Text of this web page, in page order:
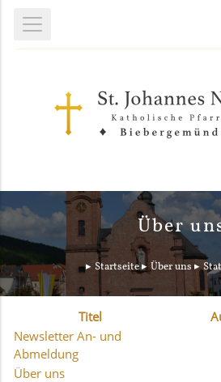
Über
Startseite Über uns
Titel
Newsletter An- und
Abmeldung
Über uns